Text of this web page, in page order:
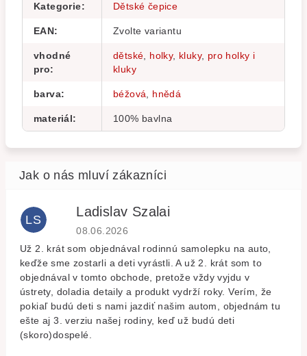
Kategorie: Dětské čepice
EAN: Zvolte variantu
vhodné
pro:
dětské holky, kluky, pro holky i
kluky
barva: béžová hnědá
materiál: 100% bavlna
LS
Ladislav Szalai
Hodnocení obchodu je 5 z 5 hvězdiček.
08.06.2026
Už 2. krát som objednával rodinnú samolepku na auto,
keďže sme zostarli a deti vyrástli. A už 2. krát som to
objednával v tomto obchode, pretože vždy vyjdu v
ústrety, doladia detaily a produkt vydrží roky. Verím, že
pokiaľ budú deti s nami jazdiť našim autom, objednám tu
ešte aj 3. verziu našej rodiny, keď už budú deti
(skoro)dospelé.